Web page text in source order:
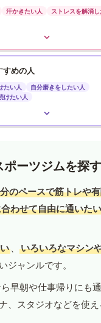
汗かきたい人 ストレスを解消し
すめの人
たい人
自分磨きをしたい人
けたい人
ポーツジムを探す
のペースで筋トレや
わせて自由に通いた
、 いろいろなマシン
ジャンルです。
早朝や仕事帰りにも
、スタジオなどを使